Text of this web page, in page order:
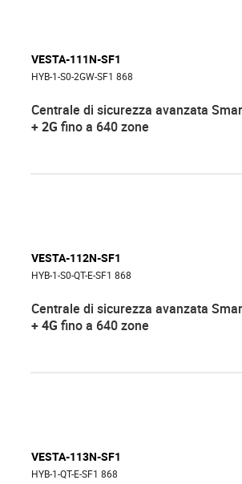
VESTA-111N-SF1
HYB-1-S0-2GW-SF1 868
Centrale di sicurezza avanzata
+ 2G fino a 640 zone
VESTA-112N-SF1
HYB-1-S0-QT-E-SF1 868
Centrale di sicurezza avanzata
+ 4G fino a 640 zone
VESTA-113N-SF1
HYB-1-QT-E-SF1 868